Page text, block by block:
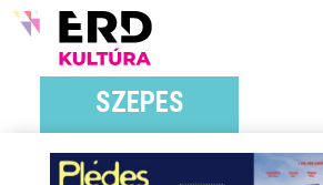
SZEPES